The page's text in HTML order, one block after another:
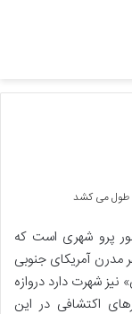
پرو شهری است که
مدرن آمریکای جنوبی
شهرت دارد دروازه
اکتشافی در این